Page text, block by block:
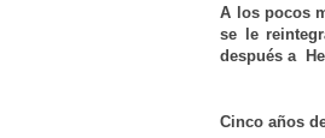
A los pocos
se le
después a
Cinco años